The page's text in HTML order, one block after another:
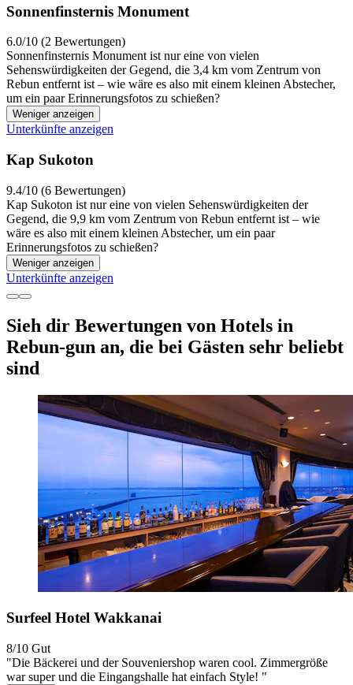
Sonnenfinsternis Monument
6.0/10 (2 Bewertungen)
Sonnenfinsternis Monument ist nur eine von vielen
Sehenswürdigkeiten der Gegend, die 3,4 km vom Zentrum von
Rebun entfernt ist – wie wäre es also mit einem kleinen Abstecher,
um ein paar Erinnerungsfotos zu schießen?
Weniger anzeigen
Unterkünfte anzeigen
Kap Sukoton
9.4/10 (6 Bewertungen)
Kap Sukoton ist nur eine von vielen Sehenswürdigkeiten der
Gegend, die 9,9 km vom Zentrum von Rebun entfernt ist – wie
wäre es also mit einem kleinen Abstecher, um ein paar
Erinnerungsfotos zu schießen?
Weniger anzeigen
Unterkünfte anzeigen
Sieh dir Bewertungen von Hotels in
Rebun-gun an, die bei Gästen sehr beliebt
sind
Surfeel Hotel Wakkanai
8/10 Gut
"Die Bäckerei und der Souveniershop waren cool. Zimmergröße
war super und die Eingangshalle hat einfach Style! "